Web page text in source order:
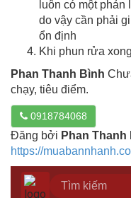
luôn có một
do vậy cần phải
ổn định
Khi phun rửa
Phan Thanh Bình
chạy, tiêu điểm.
0918784068
Đăng bởi Phan Thanh
https://